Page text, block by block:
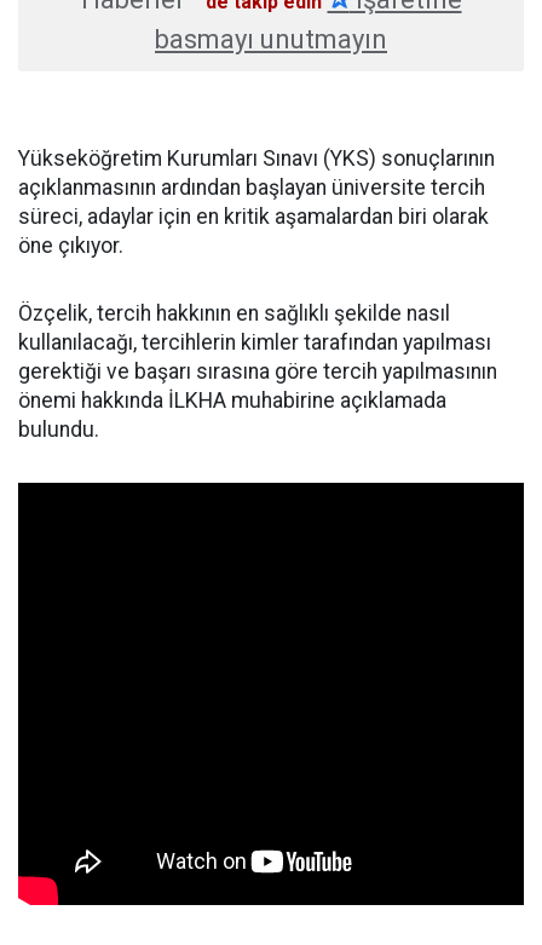
basmayı unutmayın
Yükseköğretim Kurumları Sınavı (YKS) sonuçlarının
açıklanmasının ardından başlayan üniversite tercih
süreci, adaylar için en kritik aşamalardan biri olarak
öne çıkıyor.
Özçelik, tercih hakkının en sağlıklı şekilde nasıl
kullanılacağı, tercihlerin kimler tarafından yapılması
gerektiği ve başarı sırasına göre tercih yapılmasının
önemi hakkında İLKHA muhabirine açıklamada
bulundu.